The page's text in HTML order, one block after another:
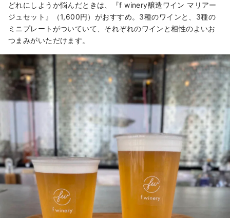
どれにしようか悩んだときは、『f winery醸造ワイン マリアー
ジュセット』（1,600円）がおすすめ。3種のワインと、3種の
ミニプレートがついていて、それぞれのワインと相性のよいお
つまみがいただけます。